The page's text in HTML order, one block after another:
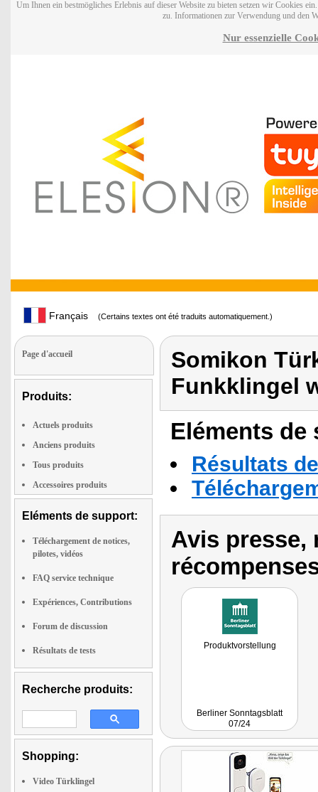
Um Ihnen ein bestmögliches Erlebnis auf dieser Website zu bieten setzen wir Cookies
zu. Informationen zur Verwendung und den
Nur essenzielle
Français (Certains textes ont été traduits automatiquement.)
Page d'accueil
Produits:
Actuels produits
Anciens produits
Tous produits
Accessoires produits
Eléments de support:
Téléchargement de notices,
pilotes, vidéos
FAQ service technique
Expériences, Contributions
Forum de discussion
Résultats de tests
Recherche produits:
Shopping:
Video Türklingel
Somikon
Funkklingel
Eléments
Résultats
Avis presse,
Produktvorstellung
Berliner Sonntagsblatt
07/24